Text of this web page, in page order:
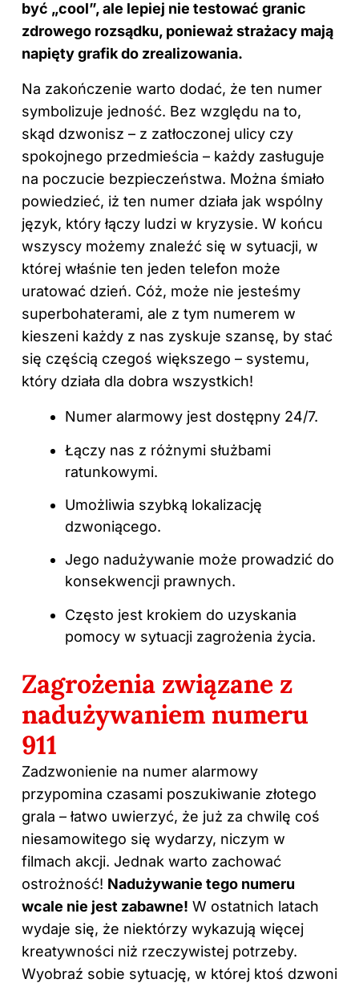
być „cool”, ale lepiej nie testować granic
zdrowego rozsądku, ponieważ strażacy mają
napięty grafik do zrealizowania.
Na zakończenie warto dodać, że ten numer
symbolizuje jedność. Bez względu na to,
skąd dzwonisz – z zatłoczonej ulicy czy
spokojnego przedmieścia – każdy zasługuje
na poczucie bezpieczeństwa. Można śmiało
powiedzieć, iż ten numer działa jak wspólny
język, który łączy ludzi w kryzysie. W końcu
wszyscy możemy znaleźć się w sytuacji, w
której właśnie ten jeden telefon może
uratować dzień. Cóż, może nie jesteśmy
superbohaterami, ale z tym numerem w
kieszeni każdy z nas zyskuje szansę, by stać
się częścią czegoś większego – systemu,
który działa dla dobra wszystkich!
Numer alarmowy jest dostępny 24/7.
Łączy nas z różnymi służbami
ratunkowymi.
Umożliwia szybką lokalizację
dzwoniącego.
Jego nadużywanie może prowadzić do
konsekwencji prawnych.
Często jest krokiem do uzyskania
pomocy w sytuacji zagrożenia życia.
Zagrożenia związane z
nadużywaniem numeru
911
Zadzwonienie na numer alarmowy
przypomina czasami poszukiwanie złotego
grala – łatwo uwierzyć, że już za chwilę coś
niesamowitego się wydarzy, niczym w
filmach akcji. Jednak warto zachować
ostrożność! Nadużywanie tego numeru
wcale nie jest zabawne! W ostatnich latach
wydaje się, że niektórzy wykazują więcej
kreatywności niż rzeczywistej potrzeby.
Wyobraź sobie sytuację, w której ktoś dzwoni